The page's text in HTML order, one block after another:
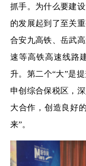
抓手。为什么要建
的发展起到了至关
合安九高铁、岳武
速等高铁高速线路
升。第二个“大”是
申创综合保税区，
大合作，创造良好
来”。